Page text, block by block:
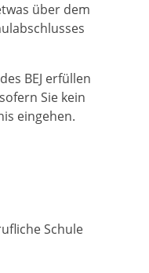
über dem
BEJ erfüllen
Sie kein
eingehen.
Schule